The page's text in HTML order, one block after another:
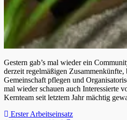
Gestern gab’s mal wieder ein Community-Treffen. Das sind unsere
derzeit regelmäßigen Zusammenkünfte,
Gemeinschaft pflegen und
mal wieder schauen auch Interessierte
Kernteam seit letztem Jahr mächtig
Beitragsnavigation
Erster Arbeitseinsatz